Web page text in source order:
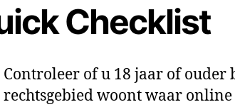
Checklist
Controleer of u 18 jaar of ouder
rechtsgebied woont waar online